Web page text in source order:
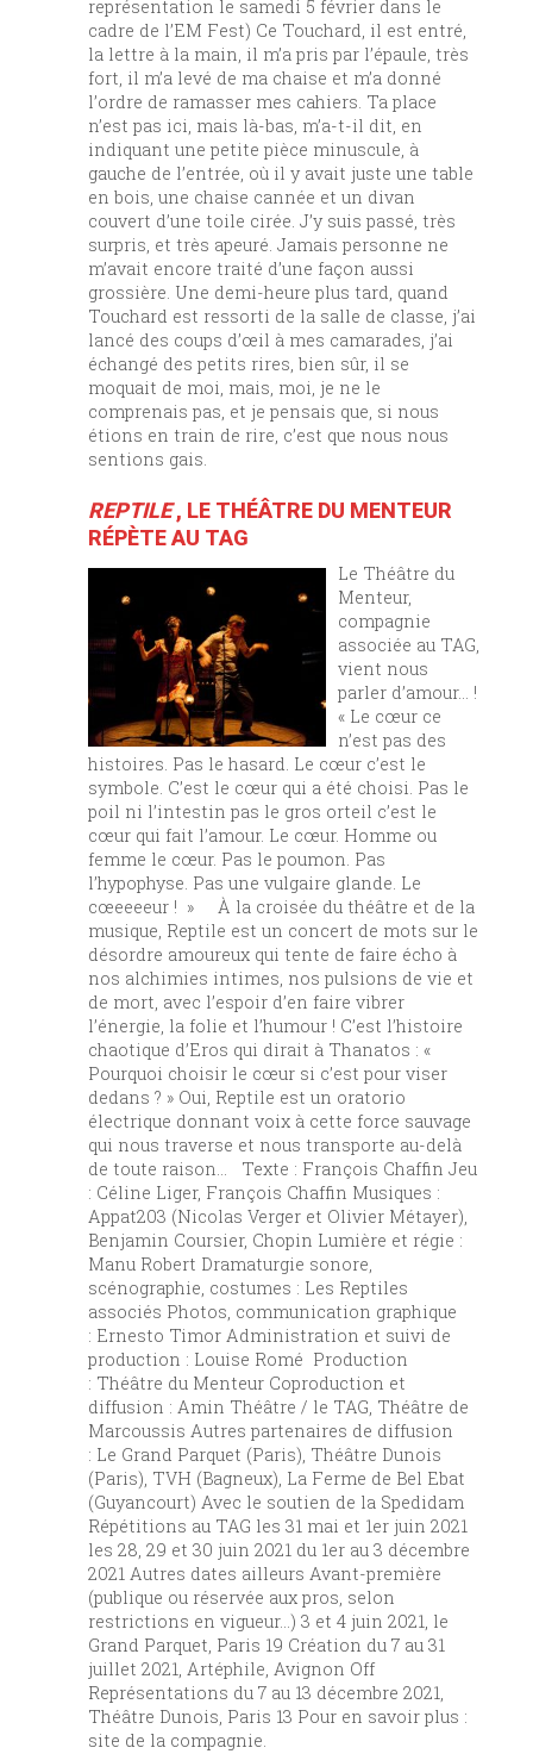
représentation le samedi 5 février dans le
cadre de l’EM Fest) Ce Touchard, il est entré,
la lettre à la main, il m’a pris par l’épaule, très
fort, il m’a levé de ma chaise et m’a donné
l’ordre de ramasser mes cahiers. Ta place
n’est pas ici, mais là-bas, m’a-t-il dit, en
indiquant une petite pièce minuscule, à
gauche de l’entrée, où il y avait juste une table
en bois, une chaise cannée et un divan
couvert d’une toile cirée. J’y suis passé, très
surpris, et très apeuré. Jamais personne ne
m’avait encore traité d’une façon aussi
grossière. Une demi-heure plus tard, quand
Touchard est ressorti de la salle de classe, j’ai
lancé des coups d’œil à mes camarades, j’ai
échangé des petits rires, bien sûr, il se
moquait de moi, mais, moi, je ne le
comprenais pas, et je pensais que, si nous
étions en train de rire, c’est que nous nous
sentions gais.
REPTILE, LE THÉÂTRE DU MENTEUR
RÉPÈTE AU TAG
Le Théâtre du
Menteur,
compagnie
associée au TAG,
vient nous
parler d’amour… !
« Le cœur ce
n’est pas des
histoires. Pas le hasard. Le cœur c’est le
symbole. C’est le cœur qui a été choisi. Pas le
poil ni l’intestin pas le gros orteil c’est le
cœur qui fait l’amour. Le cœur. Homme ou
femme le cœur. Pas le poumon. Pas
l’hypophyse. Pas une vulgaire glande. Le
cœeeeeur ! » À la croisée du théâtre et de la
musique, Reptile est un concert de mots sur le
désordre amoureux qui tente de faire écho à
nos alchimies intimes, nos pulsions de vie et
de mort, avec l’espoir d’en faire vibrer
l’énergie, la folie et l’humour ! C’est l’histoire
chaotique d’Eros qui dirait à Thanatos : «
Pourquoi choisir le cœur si c’est pour viser
dedans ? » Oui, Reptile est un oratorio
électrique donnant voix à cette force sauvage
qui nous traverse et nous transporte au-delà
de toute raison… Texte : François Chaffin Jeu
: Céline Liger, François Chaffin Musiques :
Appat203 (Nicolas Verger et Olivier Métayer),
Benjamin Coursier, Chopin Lumière et régie :
Manu Robert Dramaturgie sonore,
scénographie, costumes : Les Reptiles
associés Photos, communication graphique
: Ernesto Timor Administration et suivi de
production : Louise Romé Production
: Théâtre du Menteur Coproduction et
diffusion : Amin Théâtre / le TAG, Théâtre de
Marcoussis Autres partenaires de diffusion
: Le Grand Parquet (Paris), Théâtre Dunois
(Paris), TVH (Bagneux), La Ferme de Bel Ebat
(Guyancourt) Avec le soutien de la Spedidam
Répétitions au TAG les 31 mai et 1er juin 2021
les 28, 29 et 30 juin 2021 du 1er au 3 décembre
2021 Autres dates ailleurs Avant-première
(publique ou réservée aux pros, selon
restrictions en vigueur…) 3 et 4 juin 2021, le
Grand Parquet, Paris 19 Création du 7 au 31
juillet 2021, Artéphile, Avignon Off
Représentations du 7 au 13 décembre 2021,
Théâtre Dunois, Paris 13 Pour en savoir plus :
site de la compagnie.